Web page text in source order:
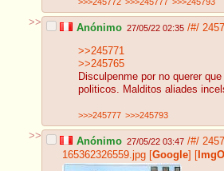
>> Anónimo 27/05/22 02:35 /#/
>>245771
>>245765
Disculpenme por no querer
politicos. Malditos aliades
>>>245777 >>>245793
>> Anónimo 27/05/22 03:47 /#/
165362326559.jpg [Google] [